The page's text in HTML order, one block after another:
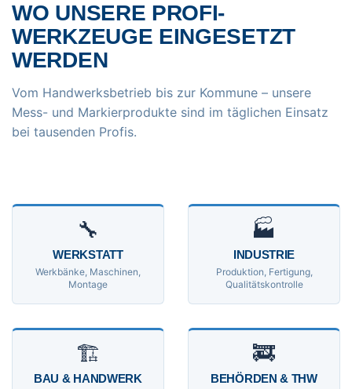
WO UNSERE PROFI-
WERKZEUGE EINGESETZT
WERDEN
Vom Handwerksbetrieb bis zur Kommune – unsere
Mess- und Markierprodukte sind im täglichen Einsatz
bei tausenden Profis.
🔧
WERKSTATT
Werkbänke, Maschinen,
Montage
🏭
INDUSTRIE
Produktion, Fertigung,
Qualitätskontrolle
🏗
BAU & HANDWERK
🚒
BEHÖRDEN & THW